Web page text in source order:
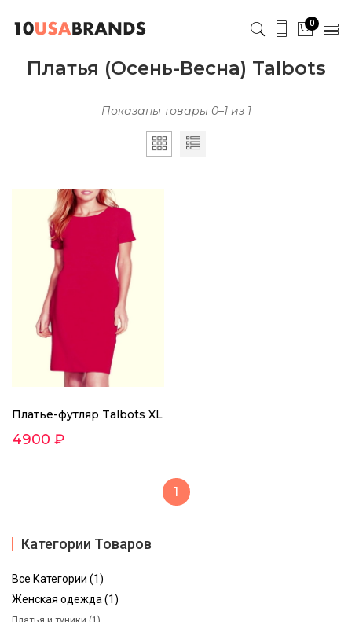
0
Платья (Осень-Весна) Talbots
Показаны товары 0–1 из 1
Платье-футляр Talbots XL
4900 ₽
1
Категории Товаров
Все Категории (1)
Женская одежда (1)